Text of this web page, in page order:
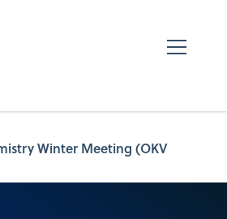
Winter Meeting (OKV